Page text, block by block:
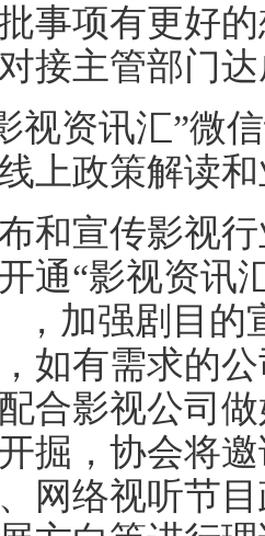
事项有更好
接主管部门
资讯汇”微信
上政策解读
宣传影视行
通“影视资讯
），加强剧目
如有需求的
合影视公司
掘，协会将
网络视听节